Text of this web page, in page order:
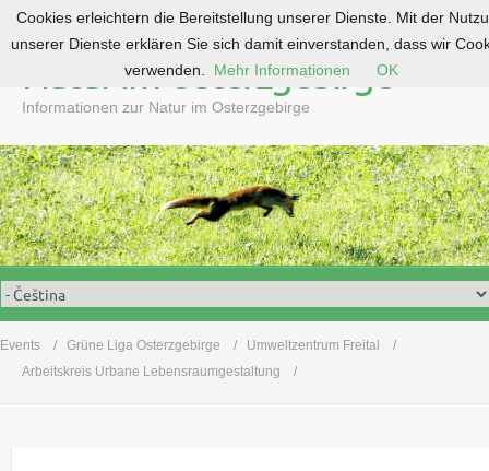
o
c
o
n
t
e
n
Natur im Osterzgebirge
Informationen zur Natur im Osterzgebirge
Events Grüne Liga Osterzgebirge
Umweltzentrum Freital
Arbeitskreis Urbane Lebensraumgestaltung
Cookies erleichtern die Bereitstellung unserer Dienste. Mit der
unserer Dienste erklären Sie sich damit einverstanden, dass wir
verwenden.
Mehr Informationen OK